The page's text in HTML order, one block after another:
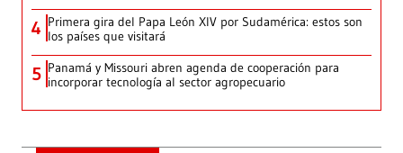
4 Primera gira del Papa León XIV por Sudamérica: estos son
los países que visitará
5 Panamá y Missouri abren agenda de cooperación para
incorporar tecnología al sector agropecuario